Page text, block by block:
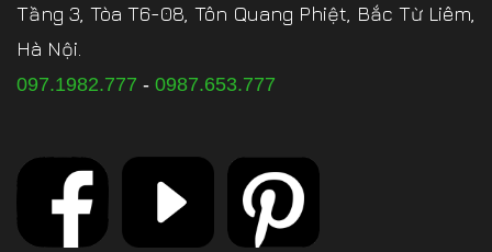
Tầng 3, Tòa T6-08, Tôn Quang Phiệt, Bắc Từ Liêm,
Hà Nội.
097.1982.777 - 0987.653.777